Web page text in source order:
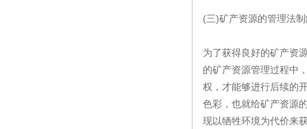
(三)矿产资源的管理法
为了获得良好的矿产资
的矿产资源管理过程中
权，才能够进行后续的
色彩，也就给矿产资源
现以牺牲环境为代价来